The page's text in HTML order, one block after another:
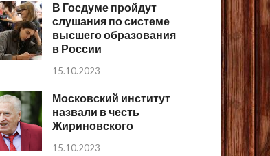
В Госдуме пройдут
слушания по системе
высшего образования
в России
15.10.2023
Московский институт
назвали в честь
Жириновского
15.10.2023